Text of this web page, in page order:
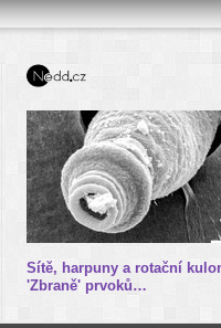
Sítě, harpuny a rotační
'Zbraně' prvoků…